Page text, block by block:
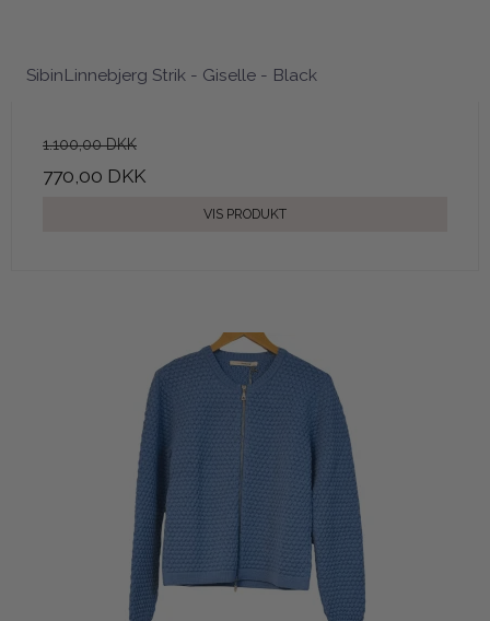
SibinLinnebjerg Strik - Giselle - Black
1.100,00 DKK
770,00 DKK
VIS PRODUKT